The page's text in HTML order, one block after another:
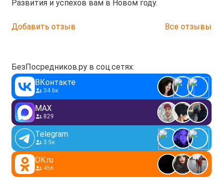
Развития и успехов вам в Новом году.
Добавить отзыв Все отзывы
БезПосредников.ру в соц.сетях:
ВКонтакте
34.6к
MAX
829
Telegram
3.5к
OK.ru
456